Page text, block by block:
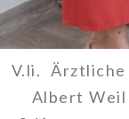
V.li. Ärztliche
Albert